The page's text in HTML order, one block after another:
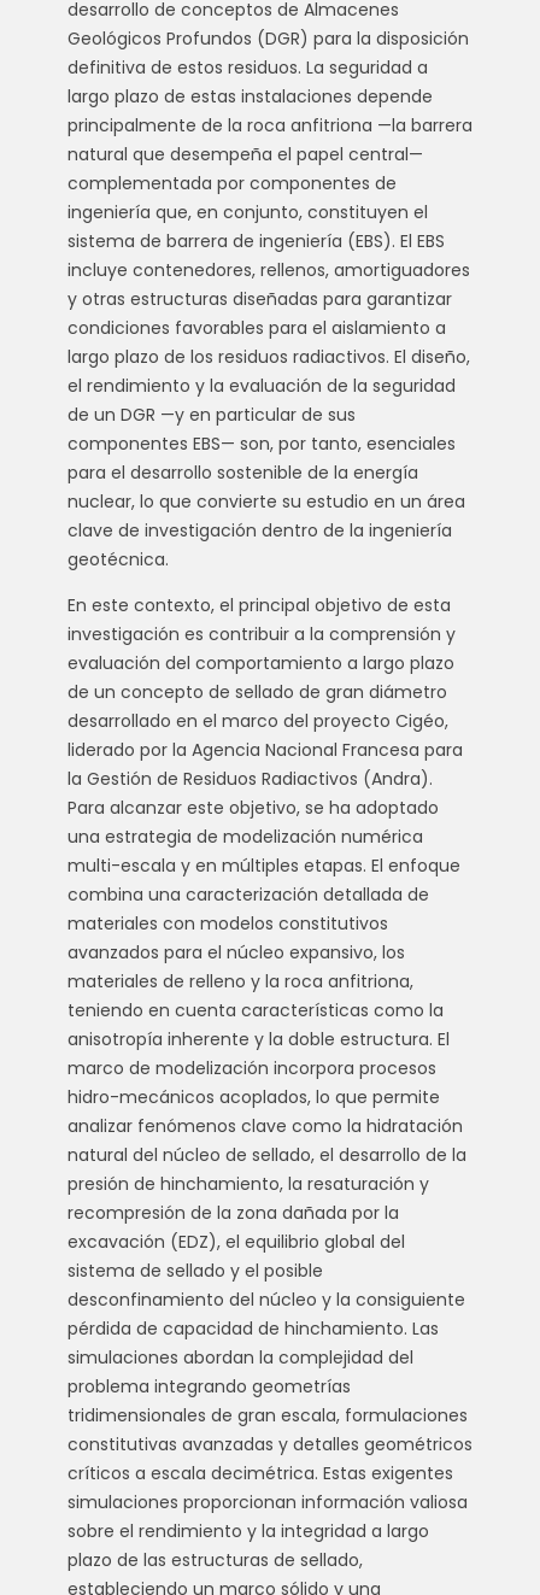
desarrollo de conceptos de Almacenes
Geológicos Profundos (DGR) para la disposición
definitiva de estos residuos. La seguridad a
largo plazo de estas instalaciones depende
principalmente de la roca anfitriona —la barrera
natural que desempeña el papel central—
complementada por componentes de
ingeniería que, en conjunto, constituyen el
sistema de barrera de ingeniería (EBS). El EBS
incluye contenedores, rellenos, amortiguadores
y otras estructuras diseñadas para garantizar
condiciones favorables para el aislamiento a
largo plazo de los residuos radiactivos. El diseño,
el rendimiento y la evaluación de la seguridad
de un DGR —y en particular de sus
componentes EBS— son, por tanto, esenciales
para el desarrollo sostenible de la energía
nuclear, lo que convierte su estudio en un área
clave de investigación dentro de la ingeniería
geotécnica.
En este contexto, el principal objetivo de esta
investigación es contribuir a la comprensión y
evaluación del comportamiento a largo plazo
de un concepto de sellado de gran diámetro
desarrollado en el marco del proyecto Cigéo,
liderado por la Agencia Nacional Francesa para
la Gestión de Residuos Radiactivos (Andra).
Para alcanzar este objetivo, se ha adoptado
una estrategia de modelización numérica
multi-escala y en múltiples etapas. El enfoque
combina una caracterización detallada de
materiales con modelos constitutivos
avanzados para el núcleo expansivo, los
materiales de relleno y la roca anfitriona,
teniendo en cuenta características como la
anisotropía inherente y la doble estructura. El
marco de modelización incorpora procesos
hidro-mecánicos acoplados, lo que permite
analizar fenómenos clave como la hidratación
natural del núcleo de sellado, el desarrollo de la
presión de hinchamiento, la resaturación y
recompresión de la zona dañada por la
excavación (EDZ), el equilibrio global del
sistema de sellado y el posible
desconfinamiento del núcleo y la consiguiente
pérdida de capacidad de hinchamiento. Las
simulaciones abordan la complejidad del
problema integrando geometrías
tridimensionales de gran escala, formulaciones
constitutivas avanzadas y detalles geométricos
críticos a escala decimétrica. Estas exigentes
simulaciones proporcionan información valiosa
sobre el rendimiento y la integridad a largo
plazo de las estructuras de sellado,
estableciendo un marco sólido y una